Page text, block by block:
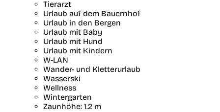
Tierarzt
Urlaub auf dem Bauernhof
Urlaub in den Bergen
Urlaub mit Baby
Urlaub mit Hund
Urlaub mit Kindern
W-LAN
Wander- und Kletterurlaub
Wasserski
Wellness
Wintergarten
Zaunhöhe: 1.2 m